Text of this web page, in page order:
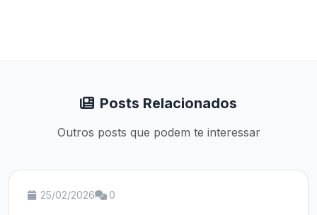
Posts Relacionados
Outros posts que podem te interessar
25/02/2026 0